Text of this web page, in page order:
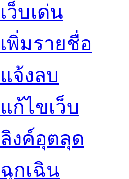
เว็บเด่น
เพิ่มรายชื่อ
แจ้งลบ
แก้ไขเว็บ
ลิงค์อุตลุด
ฉุกเฉิน